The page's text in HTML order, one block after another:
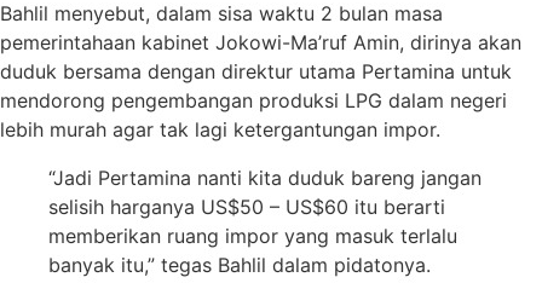
Bahlil menyebut, dalam sisa waktu 2 bulan masa
pemerintahaan kabinet Jokowi-Ma’ruf Amin, dirinya akan
duduk bersama dengan direktur utama Pertamina untuk
mendorong pengembangan produksi LPG dalam negeri
lebih murah agar tak lagi ketergantungan impor.
“Jadi Pertamina nanti kita duduk bareng jangan
selisih harganya US$50 – US$60 itu berarti
memberikan ruang impor yang masuk terlalu
banyak itu,” tegas Bahlil dalam pidatonya.